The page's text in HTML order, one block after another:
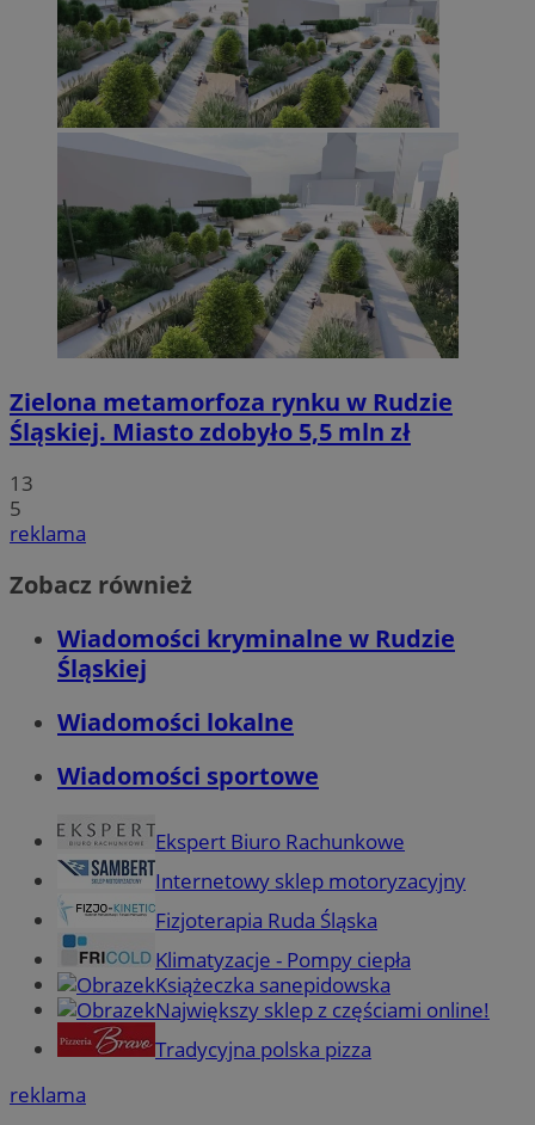
Zielona metamorfoza rynku w Rudzie
Śląskiej. Miasto zdobyło 5,5 mln zł
13
5
reklama
Zobacz również
Wiadomości kryminalne w Rudzie
Śląskiej
Wiadomości lokalne
Wiadomości sportowe
Ekspert Biuro Rachunkowe
Internetowy sklep motoryzacyjny
Fizjoterapia Ruda Śląska
Klimatyzacje - Pompy ciepła
Książeczka sanepidowska
Największy sklep z częściami online!
Tradycyjna polska pizza
reklama